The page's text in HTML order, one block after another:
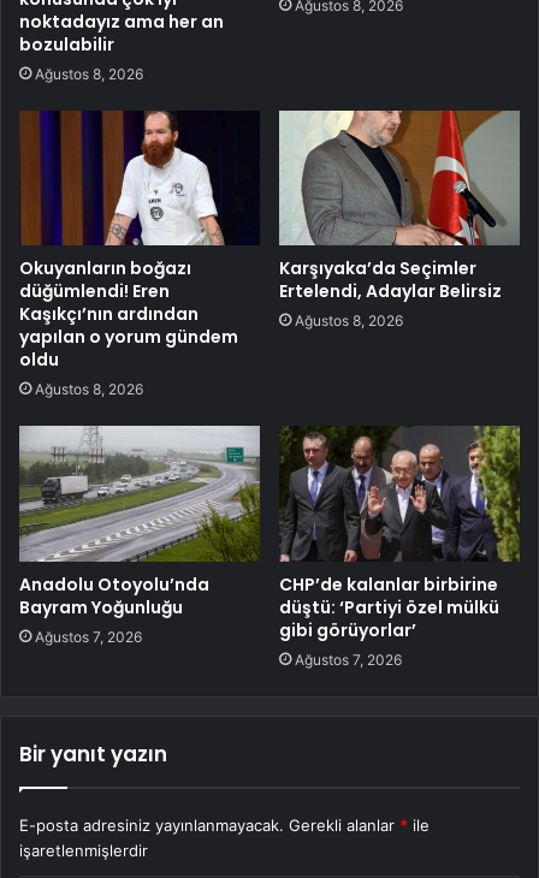
noktadayız ama her an
bozulabilir
Ağustos 8, 2026
Ağustos 8, 2026
Okuyanların boğazı
düğümlendi! Eren
Kaşıkçı’nın ardından
yapılan o yorum gündem
oldu
Ağustos 8, 2026
Karşıyaka’da Seçimler
Ertelendi, Adaylar Belirsiz
Ağustos 8, 2026
Anadolu Otoyolu’nda
Bayram Yoğunluğu
Ağustos 7, 2026
CHP’de kalanlar birbirine
düştü: ‘Partiyi özel mülkü
gibi görüyorlar’
Ağustos 7, 2026
Bir yanıt yazın
E-posta adresiniz yayınlanmayacak. Gerekli alanlar * ile
işaretlenmişlerdir